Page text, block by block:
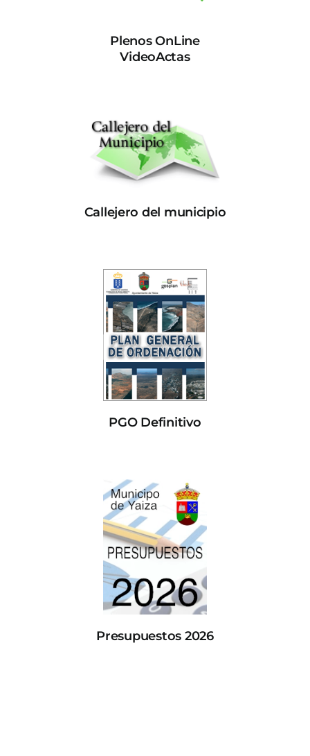
Plenos OnLine
VideoActas
Callejero del municipio
PGO Definitivo
Presupuestos 2026